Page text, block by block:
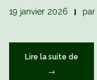
19 janvier 2026 par
Lire la suite de
→